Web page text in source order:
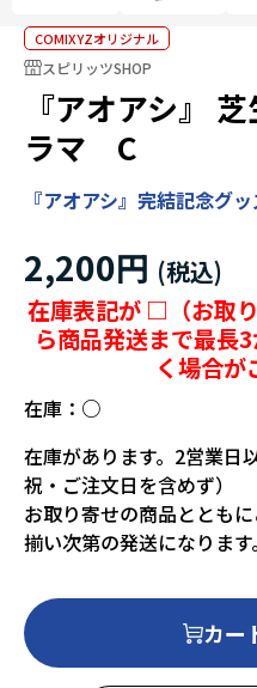
COMIXYZオリジナル
スピリッツSHOP
『アオアシ』
ラマ C
『アオアシ』完結記念グ
2,200円
在庫表記が □（お取
ら商品発送まで最長
く場合が
在庫： ○
在庫があります。2営業日
祝・ご注文日を含めず）
お取り寄せの商品ととも
揃い次第の発送になります。
カー